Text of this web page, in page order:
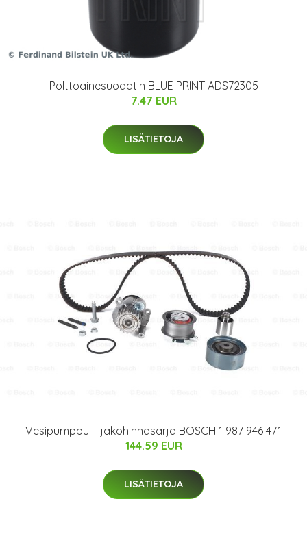
Polttoainesuodatin BLUE PRINT ADS72305
7.47 EUR
LISÄTIETOJA
Vesipumppu + jakohihnasarja BOSCH 1 987 946 471
144.59 EUR
LISÄTIETOJA